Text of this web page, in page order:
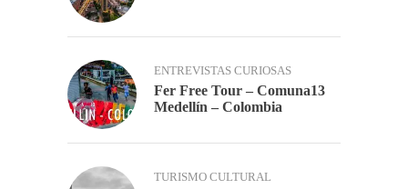
ENTREVISTAS CURIOSAS
Fer Free Tour – Comuna13
Medellín – Colombia
TURISMO CULTURAL